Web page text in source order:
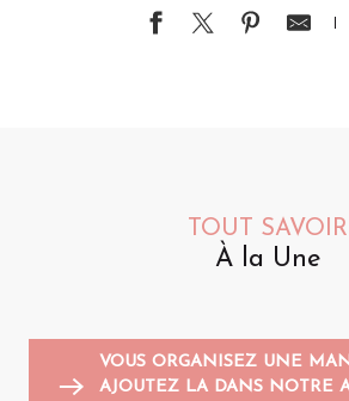
TOUT SAVOIR
À la Une
VOUS ORGANISEZ UNE
AJOUTEZ LA DANS NOTRE